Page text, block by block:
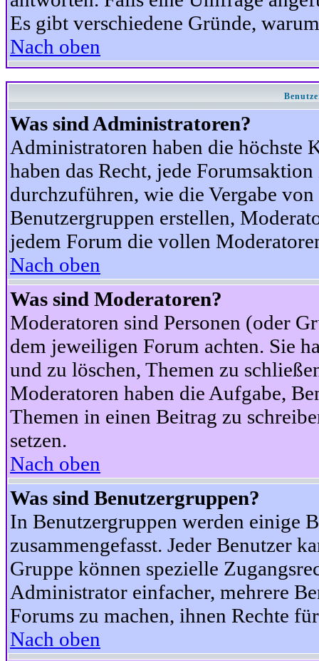
Es gibt verschiedene Gründe,
Nach oben
Was sind Administratoren?
Administratoren haben die höchste
haben das Recht, jede
durchzuführen, wie die Vergabe
Benutzergruppen erstellen,
jedem Forum die vollen
Nach oben
Was sind Moderatoren?
Moderatoren sind Personen (oder
dem jeweiligen Forum achten. Sie
und zu löschen, Themen zu
Moderatoren haben die Aufgabe,
Themen in einen Beitrag zu
setzen.
Nach oben
Was sind Benutzergruppen?
In Benutzergruppen werden einige
zusammengefasst. Jeder Benutzer
Gruppe können spezielle
Administrator einfacher, mehrere
Forums zu machen, ihnen Rechte
Nach oben